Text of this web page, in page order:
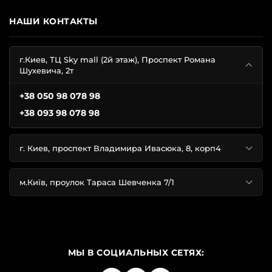
Были созданы неповторимые ароматы лосьонов Виктория
фруктовые и ягодные запахи;
с ванилью и кокосом;
аромат мороза и многое другое.
структура, которая быстро впитывается и не оставляет следов
на одежде.
Лосьон и крем для тела предназначены для увлажнения и
НАШИ КОНТАКТЫ
г.Киев, ТЦ Sky mall (2й этаж), Проспект Романа
Шухевича, 2т
+38 050 98 078 98
+38 093 98 078 98
г. Киев, проспект Владимира Ивасюка, 8, корп4
м.Київ, проулок Тараса Шевченка 7/1
МЫ В СОЦИАЛЬНЫХ СЕТЯХ: